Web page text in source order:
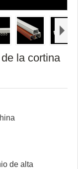
la cortina
de alta